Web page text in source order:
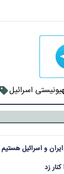
اسرائیل
و اسرائیل هستیم
زد